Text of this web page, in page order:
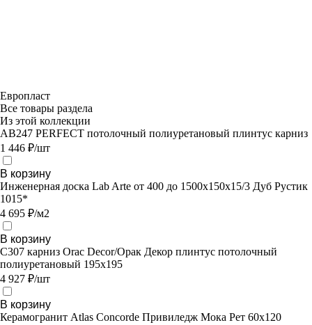
Европласт
Все товары раздела
Из этой коллекции
AB247 PERFECT потолочный полиуретановый плинтус карниз
1 446 ₽/шт
В корзину
Инженерная доска Lab Arte от 400 до 1500х150х15/3 Дуб Рустик
1015*
4 695 ₽/м2
В корзину
C307 карниз Orac Decor/Орак Декор плинтус потолочный
полиуретановый 195х195
4 927 ₽/шт
В корзину
Керамогранит Atlas Concorde Привиледж Мока Рет 60х120